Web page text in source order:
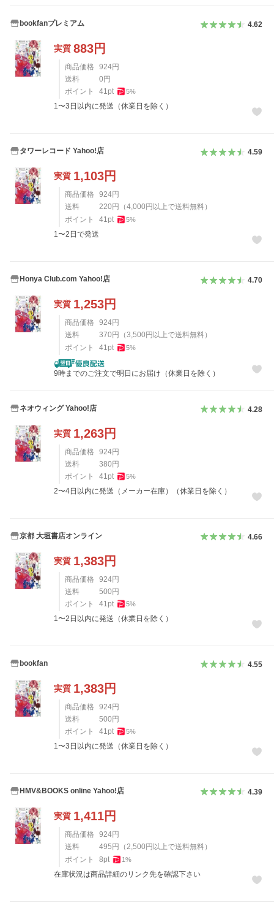
bookfanプレミアム 4.62
実質 883円
商品価格 924円
送料
0 円
ポイント
41pt 5%
1〜3日以内に発送（休業日を除く）
タワーレコード Yahoo!店 4.59
実質 1,103円
商品価格 924円
送料
220 円 （4,000 円以上で送料無料）
ポイント
41pt 5%
1〜2日で発送
Honya Club.com Yahoo!店 4.70
実質 1,253円
商品価格 924円
送料
370 円 （3,500 円以上で送料無料）
ポイント
41pt 5%
9時までのご注文で明日にお届け（休業日を除く）
ネオウィング Yahoo!店 4.28
実質 1,263円
商品価格 924円
送料
380円
ポイント
41 pt 5%
2〜4日以内に発送（メーカー在庫）（休業日を除く）
京都 大垣書店オンライン 4.66
実質 1,383円
商品価格 924円
送料
500円
ポイント
41 pt 5%
1〜2日以内に発送（休業日を除く）
bookfan 4.55
実質 1,383円
商品価格 924円
送料
500円
ポイント
41 pt 5%
1〜3日以内に発送（休業日を除く）
HMV&BOOKS online Yahoo!店 4.39
実質 1,411円
商品価格 924円
送料
495円 （ 2,500円以上で送料無料）
ポイント
8pt 1%
在庫状況は商品詳細のリンク先を確認下さい